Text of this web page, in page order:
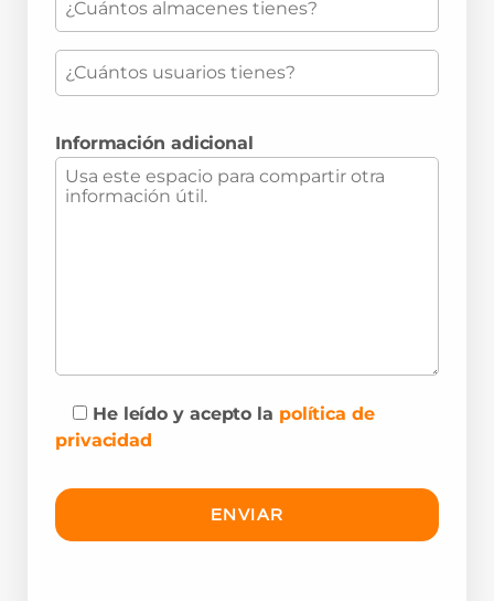
Información adicional
He leído y acepto la política de
privacidad